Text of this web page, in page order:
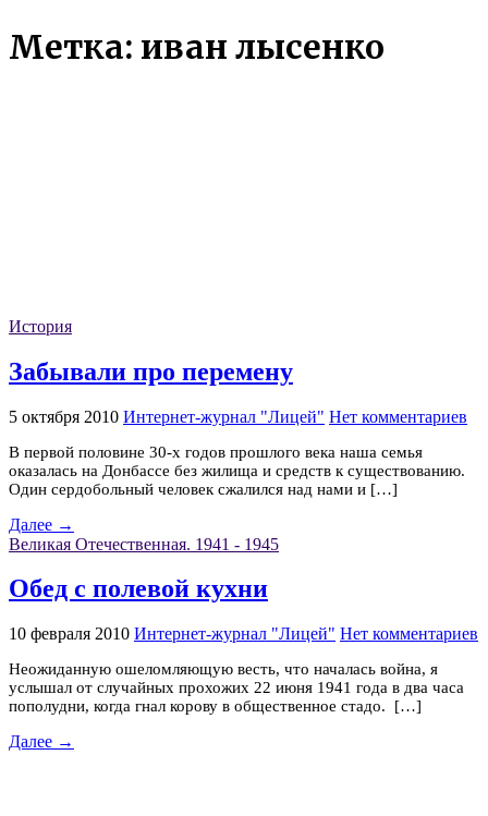
Метка: иван лысенко
История
Забывали про перемену
5 октября 2010 Интернет-журнал "Лицей" Нет комментариев
В первой половине 30-х годов прошлого века наша семья
оказалась на Донбассе без жилища и средств к существованию.
Один сердобольный человек сжалился над нами и […]
Далее →
Великая Отечественная. 1941 - 1945
Обед с полевой кухни
10 февраля 2010 Интернет-журнал "Лицей" Нет комментариев
Неожиданную ошеломляющую весть, что началась война, я
услышал от случайных прохожих 22 июня 1941 года в два часа
пополудни, когда гнал корову в общественное стадо. […]
Далее →